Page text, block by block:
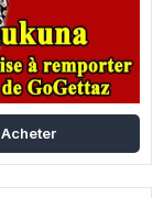
Acheter